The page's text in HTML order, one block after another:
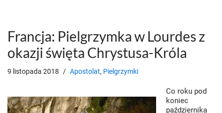
Francja: Pielgrzymka w Lourdes z
okazji święta Chrystusa-Króla
9 listopada 2018 Apostolat, Pielgrzymki
Co roku pod
koniec
października